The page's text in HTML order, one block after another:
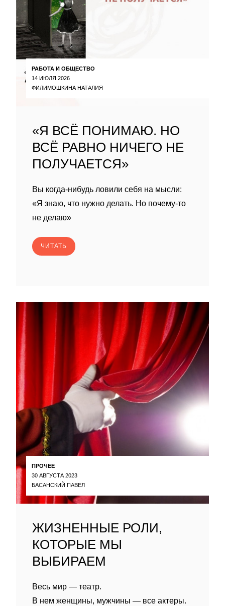
РАБОТА И ОБЩЕСТВО
14 ИЮЛЯ 2026
ФИЛИМОШКИНА НАТАЛИЯ
«Я ВСЁ ПОНИМАЮ. НО
ВСЁ РАВНО НИЧЕГО НЕ
ПОЛУЧАЕТСЯ»
Вы когда-нибудь ловили себя на мысли:
«Я знаю, что нужно делать. Но почему-то
не делаю»
ЧИТАТЬ
ПРОЧЕЕ
30 АВГУСТА 2023
БАСАНСКИЙ ПАВЕЛ
ЖИЗНЕННЫЕ РОЛИ,
КОТОРЫЕ МЫ
ВЫБИРАЕМ
Весь мир — театр.
В нем женщины, мужчины — все актеры.